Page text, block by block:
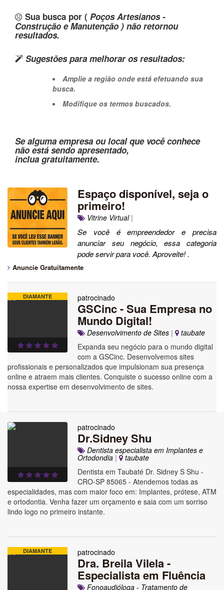
Sua busca por ( Poços Artesianos -
Construção e Manutenção ) não retornou
resultados.
Sugestões para melhorar os resultados:
Amplie a região onde está efetuando sua
busca.
Modifique os termos buscados.
Se alguma empresa ou local que você conhece
não está sendo apresentado,
inclua gratuitamente.
Espaço disponível, seja o
primeiro!
Vitrine Virtual|
Se você é empreendedor e precisa
anunciar seu negócio, essa categoria
pode servir para você. Aproveite! .
Anuncie Gratuitamente
DIAMANTE patrocinado
GSCinc - Sua Empresa no
Mundo Digital!
Desenvolvimento de Sites |
taubate
Expanda seu negócio para o mundo digital
com a GSCinc. Desenvolvemos sites
profissionais e personalizados que impulsionam sua presença
online e atraem mais clientes. Conquiste o sucesso online com a
nossa expertise em desenvolvimento de sites.
patrocinado
Dr.Sidney Shu
Dentista especialista em Implantes e
Ortodondia |
taubate
Dentista em Taubaté Dr. Sidney S Shu -
CRO-SP 85065 - Atendemos todas as
especialidades, mas com maior foco em: Implantes, prótese, ATM
e ortodontia. Venha fazer um orçamento e saia com um sorriso
lindo logo no primeiro instante.
DIAMANTE patrocinado
Dra. Breila Vilela -
Especialista em Fluência
Fonoaudióloga - Tratamento de